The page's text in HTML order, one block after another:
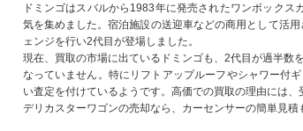
ドミンゴはスバルから1983年に発売されたワンボック
気を集めました。宿泊施設の送迎車などの商用として活
ェンジを行い2代目が登場しました。
現在、買取の市場に出ているドミンゴも、2代目が過半数
なっていません。特にリフトアップルーフやシャワー付
い査定を付けているようです。高価での買取の理由には
デリカスターワゴンの売却なら、カーセンサーの簡単見積